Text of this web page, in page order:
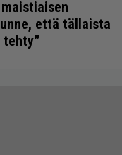
että tällaista
tehty”